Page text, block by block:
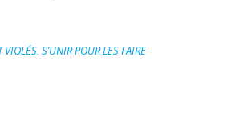
S’UNIR POUR LES FAIRE